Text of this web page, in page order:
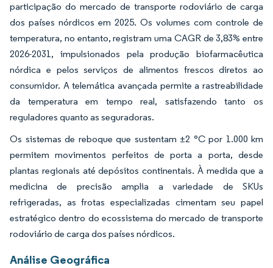
participação do mercado de transporte rodoviário de carga
dos países nórdicos em 2025. Os volumes com controle de
temperatura, no entanto, registram uma CAGR de 3,83% entre
2026-2031, impulsionados pela produção biofarmacêutica
nórdica e pelos serviços de alimentos frescos diretos ao
consumidor. A telemática avançada permite a rastreabilidade
da temperatura em tempo real, satisfazendo tanto os
reguladores quanto as seguradoras.
Os sistemas de reboque que sustentam ±2 °C por 1.000 km
permitem movimentos perfeitos de porta a porta, desde
plantas regionais até depósitos continentais. À medida que a
medicina de precisão amplia a variedade de SKUs
refrigeradas, as frotas especializadas cimentam seu papel
estratégico dentro do ecossistema do mercado de transporte
rodoviário de carga dos países nórdicos.
Análise Geográfica